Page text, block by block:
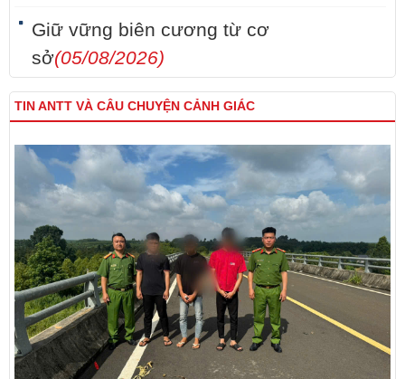
Giữ vững biên cương từ cơ
sở(05/08/2026)
TIN ANTT VÀ CÂU CHUYỆN CẢNH GIÁC